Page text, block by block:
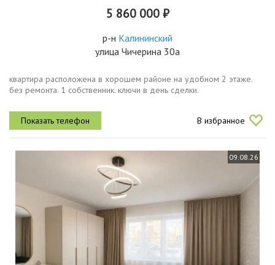
5 860 000 ₽
р-н Калининский
улица Чичерина 30а
квартира расположена в хорошем районе на удобном 2 этаже.
без ремонта. 1 собственник. ключи в день сделки.
В избранное
09.08.26